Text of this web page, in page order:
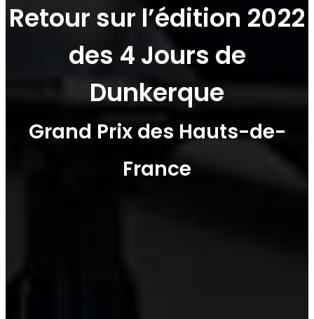
Retour sur l’édition 2022
des 4 Jours de
Dunkerque
Grand Prix des Hauts-de-
France